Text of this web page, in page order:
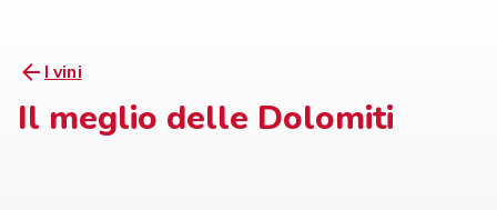
I vini
Il meglio delle Dolomiti